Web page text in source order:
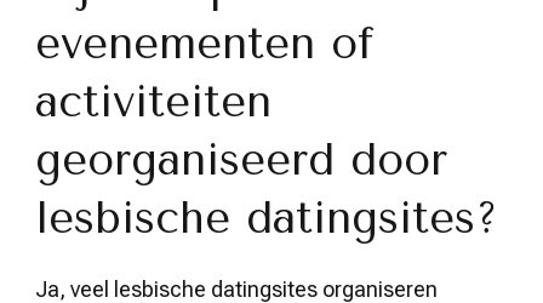
evenementen of
activiteiten
georganiseerd door
lesbische datingsites?
Ja, veel lesbische datingsites organiseren